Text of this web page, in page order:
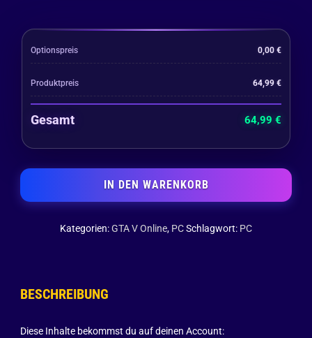
Optionspreis 0,00 €
Produktpreis 64,99 €
Gesamt 64,99 €
IN DEN WARENKORB
Kategorien:GTA V Online, PCSchlagwort: PC
BESCHREIBUNG
Diese Inhalte bekommst du auf deinen Account: